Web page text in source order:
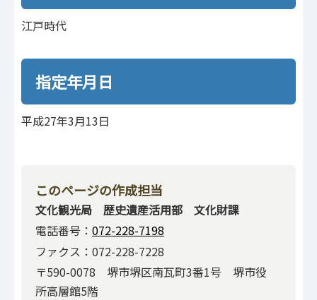
江戸時代
指定年月日
平成27年3月13日
このページの作成担当
文化観光局 歴史遺産活用部 文化財課
電話番号： 072-228-7198
ファクス：072-228-7228
〒590-0078 堺市堺区南瓦町3番1号 堺市役
所高層館5階